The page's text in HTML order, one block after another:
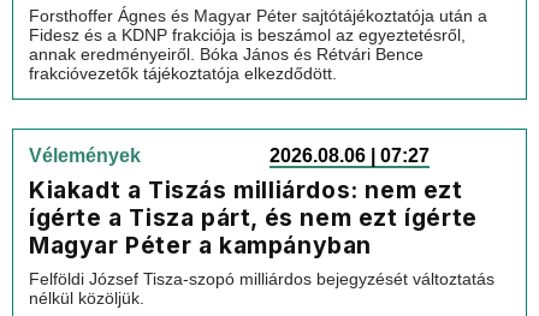
Forsthoffer Ágnes és Magyar Péter sajtótájékoztatója után a
Fidesz és a KDNP frakciója is beszámol az egyeztetésről,
annak eredményeiről. Bóka János és Rétvári Bence
frakcióvezetők tájékoztatója elkezdődött.
Vélemények 2026.08.06 | 07:27
Kiakadt a Tiszás milliárdos: nem ezt
ígérte a Tisza párt, és nem ezt ígérte
Magyar Péter a kampányban
Felföldi József Tisza-szopó milliárdos bejegyzését változtatás
nélkül közöljük.